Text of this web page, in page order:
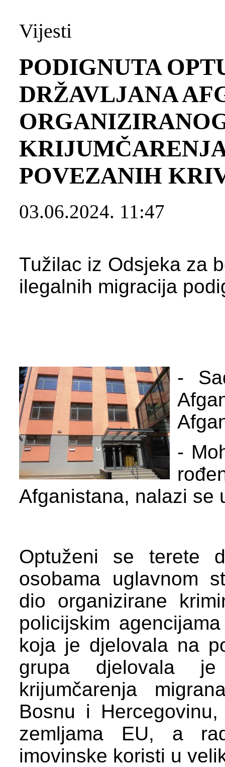
Vijesti
PODIGNUTA
DRŽAVLJANA
POVEZANIH
03.06.2024. 11:47
Tužilac iz Odsjeka za
ilegalnih migracija
-
-
Afganistana, nalazi se
Optuženi se terete
osobama uglavnom
dio organizirane
policijskim
koja je djelovala na
grupa djelovala
krijumčarenja
Bosnu i
zemljama EU, a
imovinske koristi u